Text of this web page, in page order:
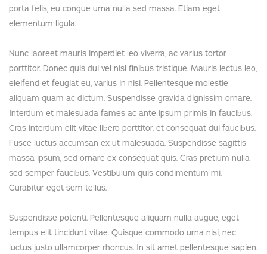
porta felis, eu congue urna nulla sed massa. Etiam eget
elementum ligula.
Nunc laoreet mauris imperdiet leo viverra, ac varius tortor
porttitor. Donec quis dui vel nisl finibus tristique. Mauris lectus leo,
eleifend et feugiat eu, varius in nisi. Pellentesque molestie
aliquam quam ac dictum. Suspendisse gravida dignissim ornare.
Interdum et malesuada fames ac ante ipsum primis in faucibus.
Cras interdum elit vitae libero porttitor, et consequat dui faucibus.
Fusce luctus accumsan ex ut malesuada. Suspendisse sagittis
massa ipsum, sed ornare ex consequat quis. Cras pretium nulla
sed semper faucibus. Vestibulum quis condimentum mi.
Curabitur eget sem tellus.
Suspendisse potenti. Pellentesque aliquam nulla augue, eget
tempus elit tincidunt vitae. Quisque commodo urna nisi, nec
luctus justo ullamcorper rhoncus. In sit amet pellentesque sapien.